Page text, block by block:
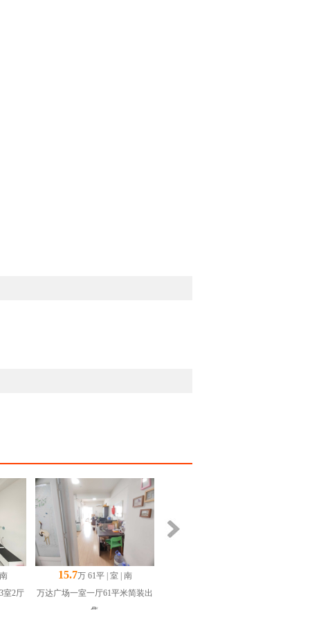
室2厅
15.7万 61平 | 室 | 南
万达广场一室一厅61平米简装出
售